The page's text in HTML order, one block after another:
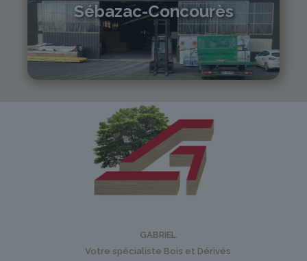
Sébazac-Concourès
05 81 55 83 89
monistrol@gabriel-sa.fr
GABRIEL
Votre spécialiste Bois et Dérivés